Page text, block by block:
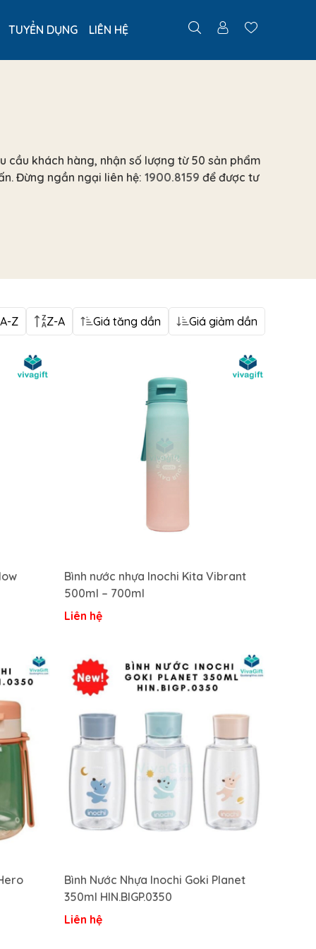
TUYỂN DỤNG LIÊN HỆ
khách hàng, nhận số lượng từ 50 sản phẩm
Đừng ngần ngại liên hệ: 1900.8159 để được tư
A-Z Z-A Giá tăng dần Giá giảm dần
Bình nước nhựa Inochi Kita Vibrant
500ml – 700ml
Liên hệ
Bình Nước Nhựa Inochi Goki Planet
350ml HIN.BIGP.0350
Liên hệ